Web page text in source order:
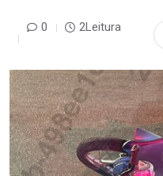
0 2Leitura